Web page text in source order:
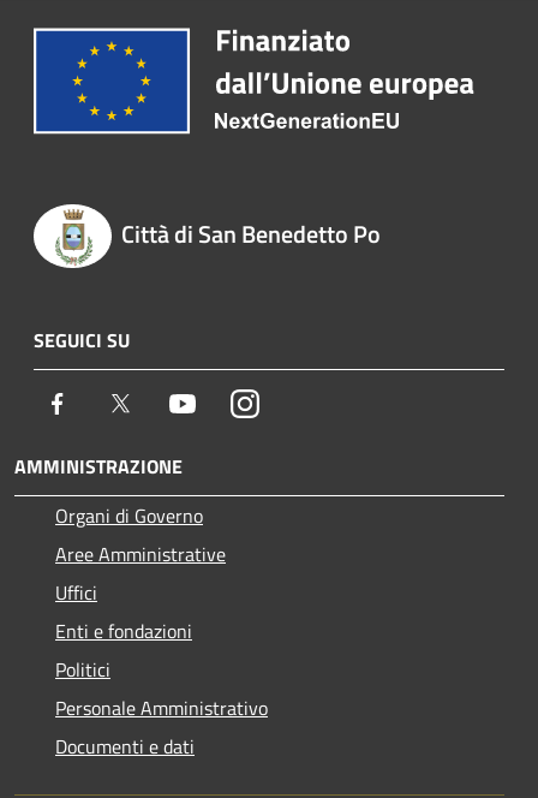
Città di San Benedetto Po
SEGUICI SU
Facebook Twitter YoutubeInstagram
AMMINISTRAZIONE
Organi di Governo
Aree Amministrative
Uffici
Enti e fondazioni
Politici
Personale Amministrativo
Documenti e dati